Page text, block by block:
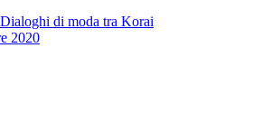
Dialoghi di moda tra Korai
2020